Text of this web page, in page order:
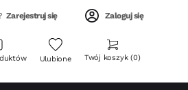
Zarejestruj się Zaloguj się
Ulubione Twój koszyk 0